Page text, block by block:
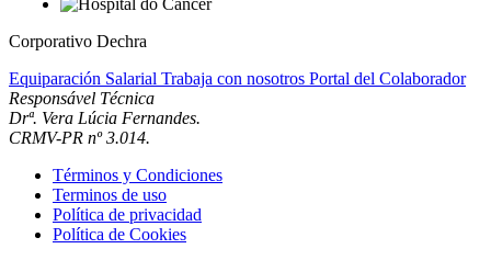
Corporativo Dechra
Equiparación Salarial Trabaja con nosotros Portal del Colaborador
Responsável Técnica
Drª. Vera Lúcia Fernandes.
CRMV-PR nº 3.014.
Términos y Condiciones
Terminos de uso
Política de privacidad
Política de Cookies